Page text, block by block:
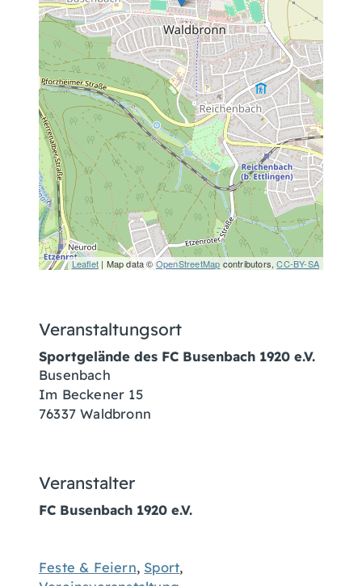
Leaflet| Map data ©OpenStreetMap contributors,CC-BY-SA
Veranstaltungsort
Sportgelände des FC Busenbach 1920 e.V.
Busenbach
Im Beckener 15
76337 Waldbronn
Veranstalter
FC Busenbach 1920 e.V.
Feste & Feiern, Sport,